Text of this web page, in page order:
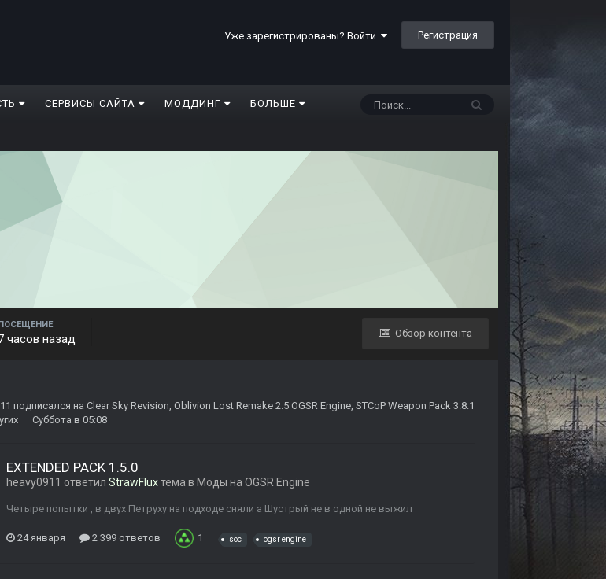
Уже зарегистрированы? Войти Регистрация
СЕРВИСЫ САЙТА МОДДИНГ БОЛЬШЕ
Обзор контента
ПОСЕЩЕНИЕ
часов назад
подписался на Clear Sky Revision, Oblivion Lost Remake 2.5 OGSR Engine, STCoP Weapon Pack 3.8.1
Суббота в 05:08
EXTENDED PACK 1.5.0
heavy0911 ответил StrawFluxтема в Моды на OGSR Engine
Четыре попытки , в двух Петруху на подходе сняли а Шустрый не в одной не выжил
24 января 2 399 ответов 1 soc ogsr engine